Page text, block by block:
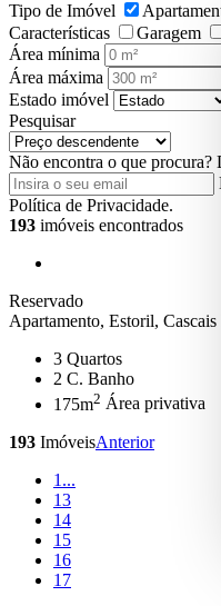
Tipo de Imóvel
Características
Garagem
Área mínima
Área máxima
Estado imóvel
Pesquisar
Não encontra o que procura?
Política de Privacidade.
193 imóveis encontrados
Reservado
Apartamento, Estoril, Cascais
3 Quartos
2 C. Banho
175m2 Área privativa
193 ImóveisAnterior
1 ...
13
14
15
16
17